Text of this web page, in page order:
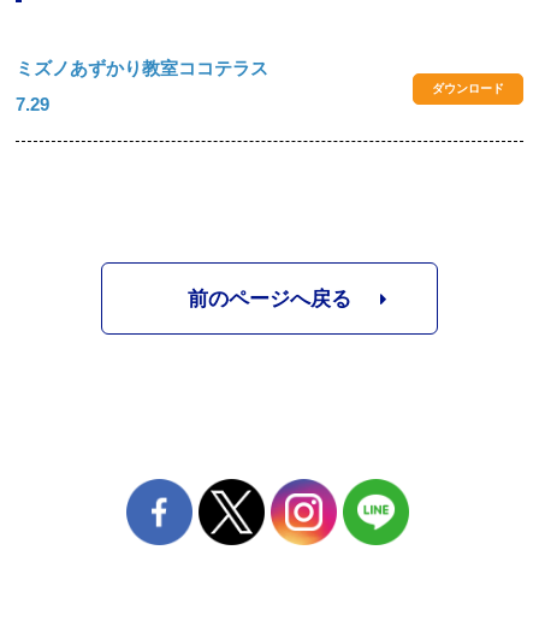
ミズノあずかり教室ココテラス
7.29
ダウンロード
前のページへ戻る